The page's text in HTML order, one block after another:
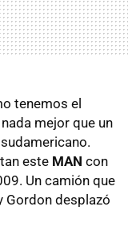
tenemos el
mejor que un
este MAN con
Un camión que
Gordon desplazó